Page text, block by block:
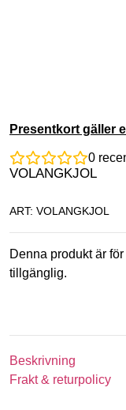
Presentkort gäller
0
VOLANGKJOL
ART: VOLANGKJOL
Denna produkt är
tillgänglig.
Beskrivning
Frakt & returpolicy